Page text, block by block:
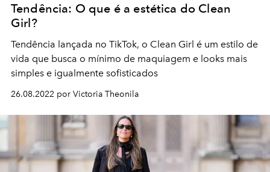
Tendência: O que é a estética do Clean
Girl?
Tendência lançada no TikTok, o Clean Girl é um estilo de
vida que busca o mínimo de maquiagem e looks mais
simples e igualmente sofisticados
26.08.2022 por Victoria Theonila